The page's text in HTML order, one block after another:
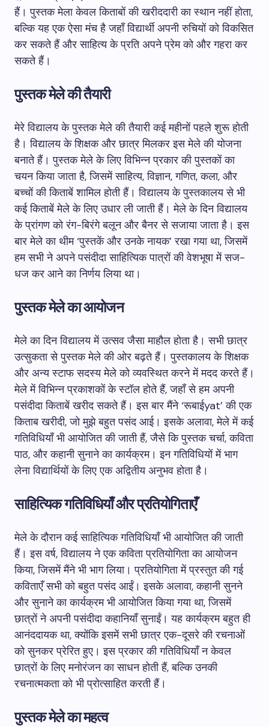
हैं। पुस्तक मेला केवल किताबों की खरीददारी का स्थान नहीं होता,
बल्कि यह एक ऐसा मंच है जहाँ विद्यार्थी अपनी रुचियों को विकसित
कर सकते हैं और साहित्य के प्रति अपने प्रेम को और गहरा कर
सकते हैं।
पुस्तक मेले की तैयारी
मेरे विद्यालय के पुस्तक मेले की तैयारी कई महीनों पहले शुरू होती
है। विद्यालय के शिक्षक और छात्र मिलकर इस मेले की योजना
बनाते हैं। पुस्तक मेले के लिए विभिन्न प्रकार की पुस्तकों का
चयन किया जाता है, जिसमें साहित्य, विज्ञान, गणित, कला, और
बच्चों की किताबें शामिल होती हैं। विद्यालय के पुस्तकालय से भी
कई किताबें मेले के लिए उधार ली जाती हैं। मेले के दिन विद्यालय
के प्रांगण को रंग-बिरंगे बलून और बैनर से सजाया जाता है। इस
बार मेले का थीम ‘पुस्तकें और उनके नायक’ रखा गया था, जिसमें
हम सभी ने अपने पसंदीदा साहित्यिक पात्रों की वेशभूषा में सज-
धज कर आने का निर्णय लिया था।
पुस्तक मेले का आयोजन
मेले का दिन विद्यालय में उत्सव जैसा माहौल होता है। सभी छात्र
उत्सुकता से पुस्तक मेले की ओर बढ़ते हैं। पुस्तकालय के शिक्षक
और अन्य स्टाफ सदस्य मेले को व्यवस्थित करने में मदद करते हैं।
मेले में विभिन्न प्रकाशकों के स्टॉल होते हैं, जहाँ से हम अपनी
पसंदीदा किताबें खरीद सकते हैं। इस बार मैंने ‘रूबाईyat’ की एक
किताब खरीदी, जो मुझे बहुत पसंद आई। इसके अलावा, मेले में कई
गतिविधियाँ भी आयोजित की जाती हैं, जैसे कि पुस्तक चर्चा, कविता
पाठ, और कहानी सुनाने का कार्यक्रम। इन गतिविधियों में भाग
लेना विद्यार्थियों के लिए एक अद्वितीय अनुभव होता है।
साहित्यिक गतिविधियाँ और प्रतियोगिताएँ
मेले के दौरान कई साहित्यिक गतिविधियाँ भी आयोजित की जाती
हैं। इस वर्ष, विद्यालय ने एक कविता प्रतियोगिता का आयोजन
किया, जिसमें मैंने भी भाग लिया। प्रतियोगिता में प्रस्तुत की गई
कविताएँ सभी को बहुत पसंद आईं। इसके अलावा, कहानी सुनने
और सुनाने का कार्यक्रम भी आयोजित किया गया था, जिसमें
छात्रों ने अपनी पसंदीदा कहानियाँ सुनाईं। यह कार्यक्रम बहुत ही
आनंददायक था, क्योंकि इसमें सभी छात्र एक-दूसरे की रचनाओं
को सुनकर प्रेरित हुए। इस प्रकार की गतिविधियाँ न केवल
छात्रों के लिए मनोरंजन का साधन होती हैं, बल्कि उनकी
रचनात्मकता को भी प्रोत्साहित करती हैं।
पुस्तक मेले का महत्व